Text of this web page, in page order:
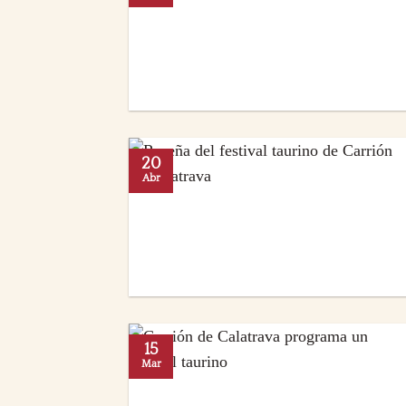
20
Abr
15
Mar